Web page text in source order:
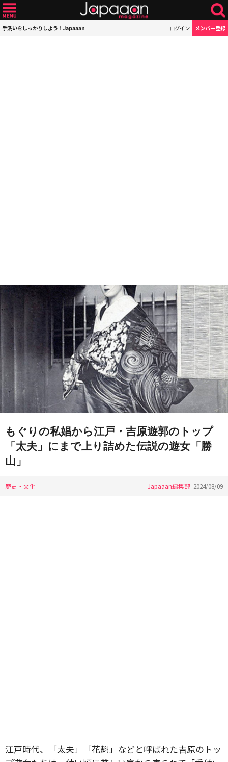
手洗いをしっかりしよう！Japaaan ログイン メンバー登録
もぐりの私娼から江戸・吉原遊郭のトップ
「太夫」にまで上り詰めた伝説の遊女「勝
山」
歴史・文化 Japaaan編集部 2024/08/09
江戸時代、「太夫」「花魁」などと呼ばれた吉原のトッ